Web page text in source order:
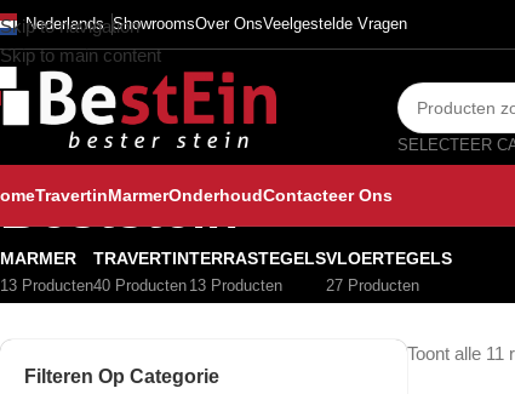
Skip to navigation
Skip to main content
Nederlands ShowroomsOver OnsVeelgestelde Vragen
TravertinMarmerOnderhoudContacteer Ons
Beststein
MARMER
13 Producten
TRAVERTIN
40 Producten
TERRASTEGELS
13 Producten
VLOERTEGELS
27 Producten
Filteren Op Categorie
Toont alle 11